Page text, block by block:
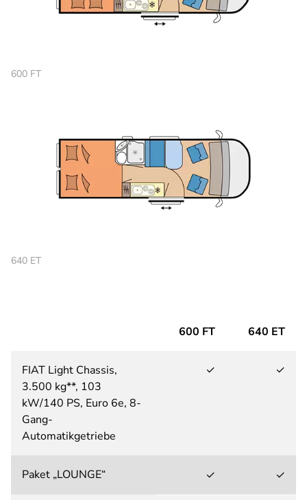
600 FT
640 ET
600 FT 640 ET
FIAT Light Chassis,
3.500 kg**, 103
kW/140 PS, Euro 6e, 8-
Gang-
Automatikgetriebe
✓ ✓
Paket „LOUNGE“ ✓ ✓